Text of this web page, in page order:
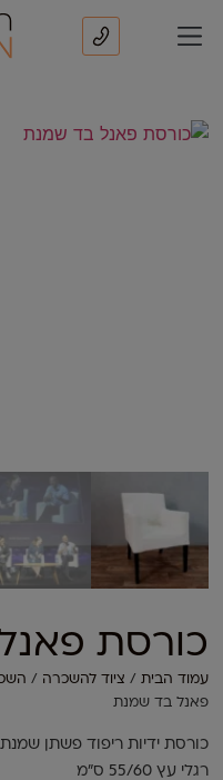
כורסת
עמוד הבית / ציוד להשכרה /
פאנל בד שמנת
כורסת ידיות ריפוד פשתן שמנת
רגלי עץ 55/60 ס"מ